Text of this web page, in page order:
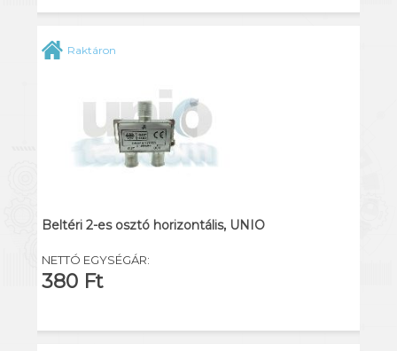
Raktáron
Beltéri 2-es osztó horizontális, UNIO
NETTÓ EGYSÉGÁR:
380 Ft